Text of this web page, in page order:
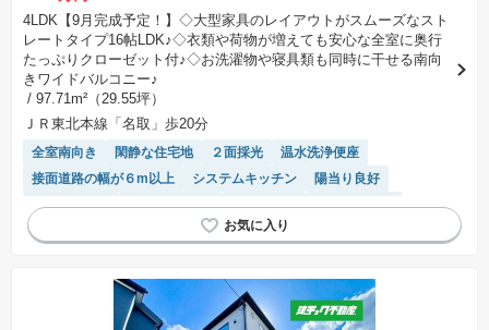
4LDK【9月完成予定！】◇大型家具のレイアウトがスムーズなスト
レートタイプ16帖LDK♪◇衣類や荷物が増えても安心な全室に奥行
たっぷりクローゼット付♪◇お洗濯物や寝具類も同時に干せる南向
きワイドバルコニー♪
/ 97.71m²（29.55坪）
ＪＲ東北本線「名取」歩20分
全室南向き 閑静な住宅地 ２面採光
温水洗浄便座
接面道路の幅が６m以上
システムキッチン
陽当り良好
バリアフリー
トイレ2個以上 浴室乾燥機
長期優良住宅
平坦地
モニター付きインターホン